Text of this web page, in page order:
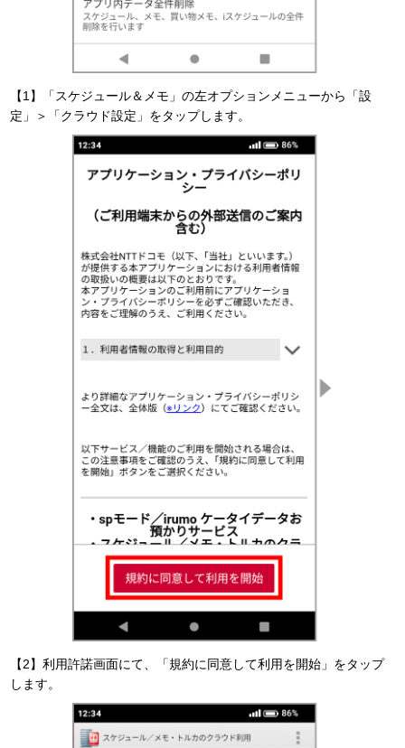
【1】「スケジュール＆メモ」の左オプションメニューから「設
定」＞「クラウド設定」をタップします。
【2】利用許諾画面にて、「規約に同意して利用を開始」をタップ
します。